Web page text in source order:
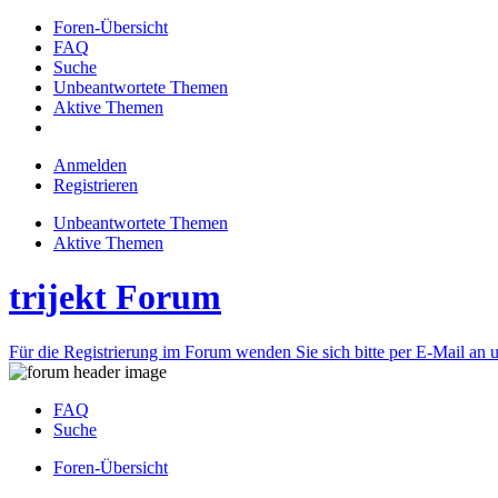
Foren-Übersicht
FAQ
Suche
Unbeantwortete Themen
Aktive Themen
Anmelden
Registrieren
Unbeantwortete Themen
Aktive Themen
trijekt Forum
Für die Registrierung im Forum wenden Sie sich bitte per E-Mail an
FAQ
Suche
Foren-Übersicht